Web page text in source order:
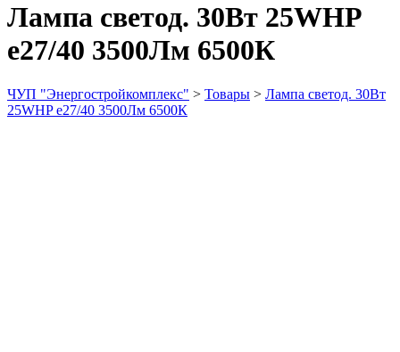
Лампа светод. 30Вт 25WHP
е27/40 3500Лм 6500К
ЧУП "Энергостройкомплекс" > Товары > Лампа светод. 30Вт
25WHP е27/40 3500Лм 6500К